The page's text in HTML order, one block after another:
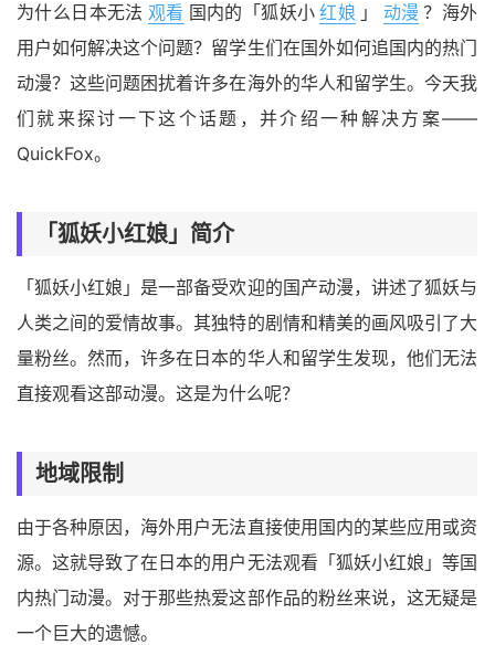
为什么日本无法 观看 国内的「狐妖小 红娘 」 动漫 ？海外
用户如何解决这个问题？留学生们在国外如何追国内的热门
动漫？这些问题困扰着许多在海外的华人和留学生。今天我
们就来探讨一下这个话题，并介绍一种解决方案——
QuickFox。
「狐妖小红娘」简介
「狐妖小红娘」是一部备受欢迎的国产动漫，讲述了狐妖与
人类之间的爱情故事。其独特的剧情和精美的画风吸引了大
量粉丝。然而，许多在日本的华人和留学生发现，他们无法
直接观看这部动漫。这是为什么呢？
地域限制
由于各种原因，海外用户无法直接使用国内的某些应用或资
源。这就导致了在日本的用户无法观看「狐妖小红娘」等国
内热门动漫。对于那些热爱这部作品的粉丝来说，这无疑是
一个巨大的遗憾。